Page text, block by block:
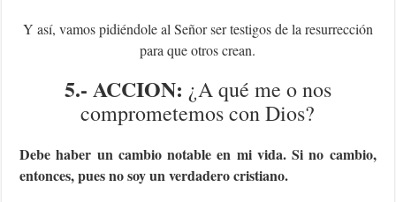
Y así, vamos pidiéndole al Señor ser testigos de la resurrección
para que otros crean.
5.- ACCION: ¿A qué me o nos
comprometemos con Dios?
Debe haber un cambio notable en mi vida. Si no cambio,
entonces, pues no soy un verdadero cristiano.